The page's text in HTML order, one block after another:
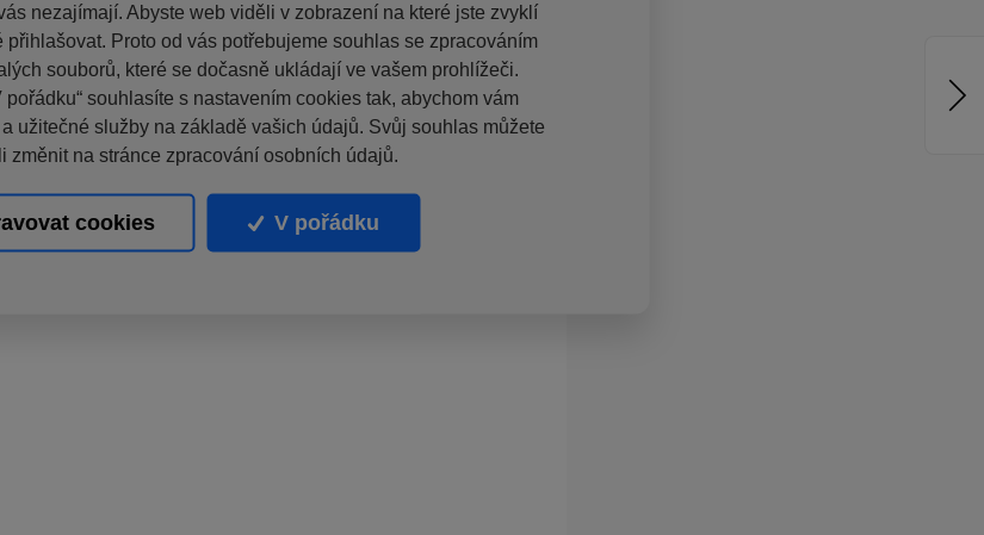
nezajímají. Abyste web viděli v zobrazení na které jste zvyklí
Proto od vás potřebujeme souhlas se zpracováním
souborů, které se dočasně ukládají ve vašem prohlížeči.
pořádku“ souhlasíte s nastavením cookies tak, abychom vám
užitečné služby na základě vašich údajů. Svůj souhlas můžete
změnit na stránce zpracování osobních údajů.
cookies V pořádku